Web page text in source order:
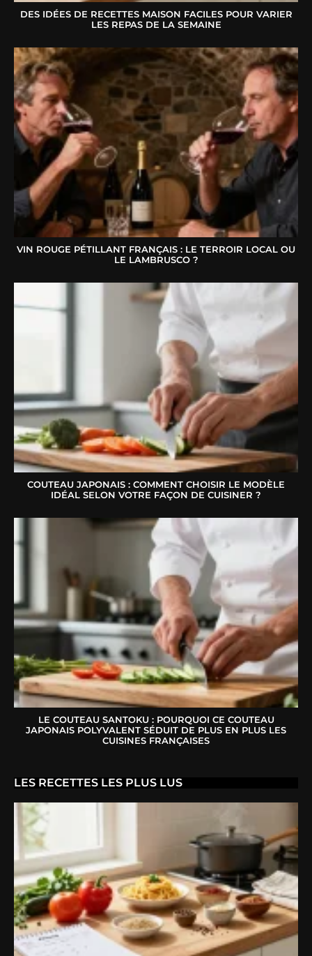
DES IDÉES DE RECETTES MAISON FACILES POUR VARIER
LES REPAS DE LA SEMAINE
VIN ROUGE PÉTILLANT FRANÇAIS : LE TERROIR LOCAL OU
LE LAMBRUSCO ?
COUTEAU JAPONAIS : COMMENT CHOISIR LE MODÈLE
IDÉAL SELON VOTRE FAÇON DE CUISINER ?
LE COUTEAU SANTOKU : POURQUOI CE COUTEAU
JAPONAIS POLYVALENT SÉDUIT DE PLUS EN PLUS LES
CUISINES FRANÇAISES
LES RECETTES LES PLUS LUS